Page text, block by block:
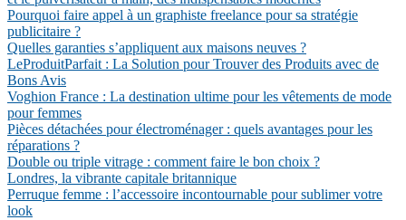
Pourquoi faire appel à un graphiste freelance pour sa stratégie
publicitaire ?
Quelles garanties s’appliquent aux maisons neuves ?
LeProduitParfait : La Solution pour Trouver des Produits avec de
Bons Avis
Voghion France : La destination ultime pour les vêtements de mode
pour femmes
Pièces détachées pour électroménager : quels avantages pour les
réparations ?
Double ou triple vitrage : comment faire le bon choix ?
Londres, la vibrante capitale britannique
Perruque femme : l’accessoire incontournable pour sublimer votre
look